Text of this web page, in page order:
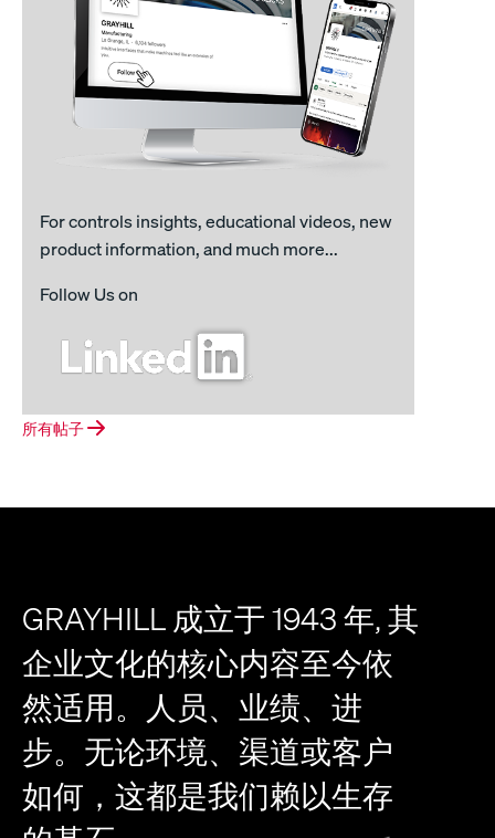
For controls insights, educational videos, new
product information, and much more...
Follow Us on
所有帖子
GRAYHILL 成立于 1943 年, 其
企业文化的核心内容至今依
然适用。人员、业绩、进
步。无论环境、渠道或客户
如何，这都是我们赖以生存